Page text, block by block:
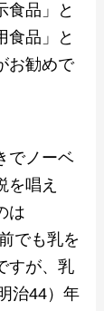
食品」と
食品」と
お勧めで
でノーベ
を唱え
は
でも乳を
すが、乳
治44）年